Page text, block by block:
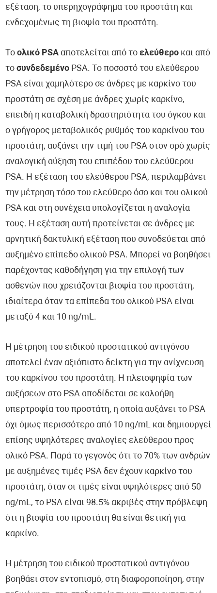
εξέταση, το υπερηχογράφημα του προστάτη και
ενδεχομένως τη βιοψία του προστάτη.
Τοολικό PSA αποτελείται από τοελεύθερο και από
τοσυνδεδεμένο PSA. Το ποσοστό του ελεύθερου
PSA είναι χαμηλότερο σε άνδρες με καρκίνο του
προστάτη σε σχέση με άνδρες χωρίς καρκίνο,
επειδή η καταβολική δραστηριότητα του όγκου και
ο γρήγορος μεταβολικός ρυθμός του καρκίνου του
προστάτη, αυξάνει την τιμή του PSA στον ορό χωρίς
αναλογική αύξηση του επιπέδου του ελεύθερου
PSA. Η εξέταση του ελεύθερου PSA, περιλαμβάνει
την μέτρηση τόσο του ελεύθερο όσο και του ολικού
PSA και στη συνέχεια υπολογίζεται η αναλογία
τους. Η εξέταση αυτή προτείνεται σε άνδρες με
αρνητική δακτυλική εξέταση που συνοδεύεται από
αυξημένο επίπεδο ολικού PSA. Μπορεί να βοηθήσει
παρέχοντας καθοδήγηση για την επιλογή των
ασθενών που χρειάζονται βιοψία του προστάτη,
ιδιαίτερα όταν τα επίπεδα του ολικού PSA είναι
μεταξύ 4 και 10 ng/mL.
Η μέτρηση του ειδικού προστατικού αντιγόνου
αποτελεί έναν αξιόπιστο δείκτη για την ανίχνευση
του καρκίνου του προστάτη. Η πλειοψηφία των
αυξήσεων στο PSA αποδίδεται σε καλοήθη
υπερτροφία του προστάτη, η οποία αυξάνει το PSA
όχι όμως περισσότερο από 10 ng/mL και δημιουργεί
επίσης υψηλότερες αναλογίες ελεύθερου προς
ολικό PSA. Παρά το γεγονός ότι το 70% των ανδρών
με αυξημένες τιμές PSA δεν έχουν καρκίνο του
προστάτη, όταν οι τιμές είναι υψηλότερες από 50
ng/mL, το PSA είναι 98.5% ακριβές στην πρόβλεψη
ότι η βιοψία του προστάτη θα είναι θετική για
καρκίνο.
Η μέτρηση του ειδικού προστατικού αντιγόνου
βοηθάει στον εντοπισμό, στη διαφοροποίηση, στην